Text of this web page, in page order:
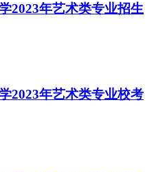
2023年艺术类专业招生
2023年艺术类专业校考